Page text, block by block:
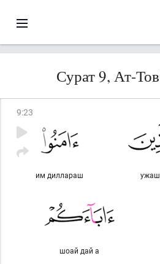
Сурат 9, Ат-
9:23
ужаш
им диллараш
шоай дай а